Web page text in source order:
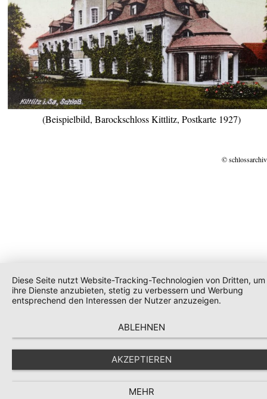
(Beispielbild, Barockschloss Kittlitz, Postkarte 1927)
©
Diese Seite nutzt Website-Tracking-Technologien von Dritten, um
ihre Dienste anzubieten, stetig zu verbessern und Werbung
entsprechend den Interessen der Nutzer anzuzeigen.
ABLEHNEN
AKZEPTIEREN
MEHR